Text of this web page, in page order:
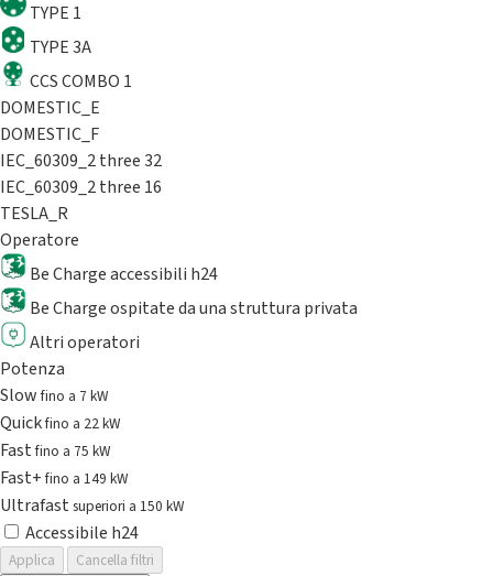
TYPE 1
TYPE 3A
CCS COMBO 1
DOMESTIC_E
DOMESTIC_F
IEC_60309_2 three 32
IEC_60309_2 three 16
TESLA_R
Operatore
Be Charge accessibili h24
Be Charge ospitate da una struttura privata
Altri operatori
Potenza
Slowfino a 7 kW
Quickfino a 22 kW
Fastfino a 75 kW
Fast+fino a 149 kW
Ultrafast superiori a 150 kW
Accessibile h24
Applica
Cancella filtri